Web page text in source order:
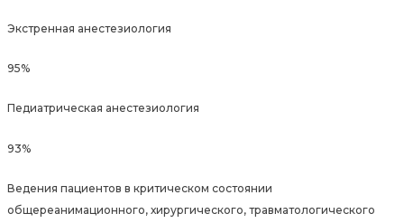
Экстренная анестезиология
95%
Педиатрическая анестезиология
93%
Ведения пациентов в критическом состоянии
общереанимационного, хирургического, травматологического